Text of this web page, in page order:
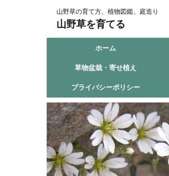
山野草の育て方、植物図鑑、庭造り
山野草を育てる
ホーム
草物盆栽・寄せ植え
プライバシーポリシー